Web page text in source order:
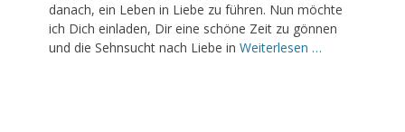
danach, ein Leben in Liebe zu führen. Nun möchte
ich Dich einladen, Dir eine schöne Zeit zu gönnen
und die Sehnsucht nach Liebe in Weiterlesen …